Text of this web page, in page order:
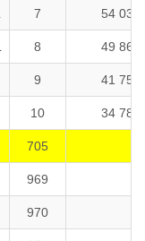
7 54 032
8 49 861
9 41 753
10 34 783
705
969
970